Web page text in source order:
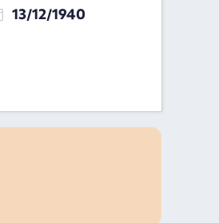
13/12/1940